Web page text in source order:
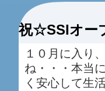
祝☆SSIオー
１０月に入り
ね・・・本当
く安心して生